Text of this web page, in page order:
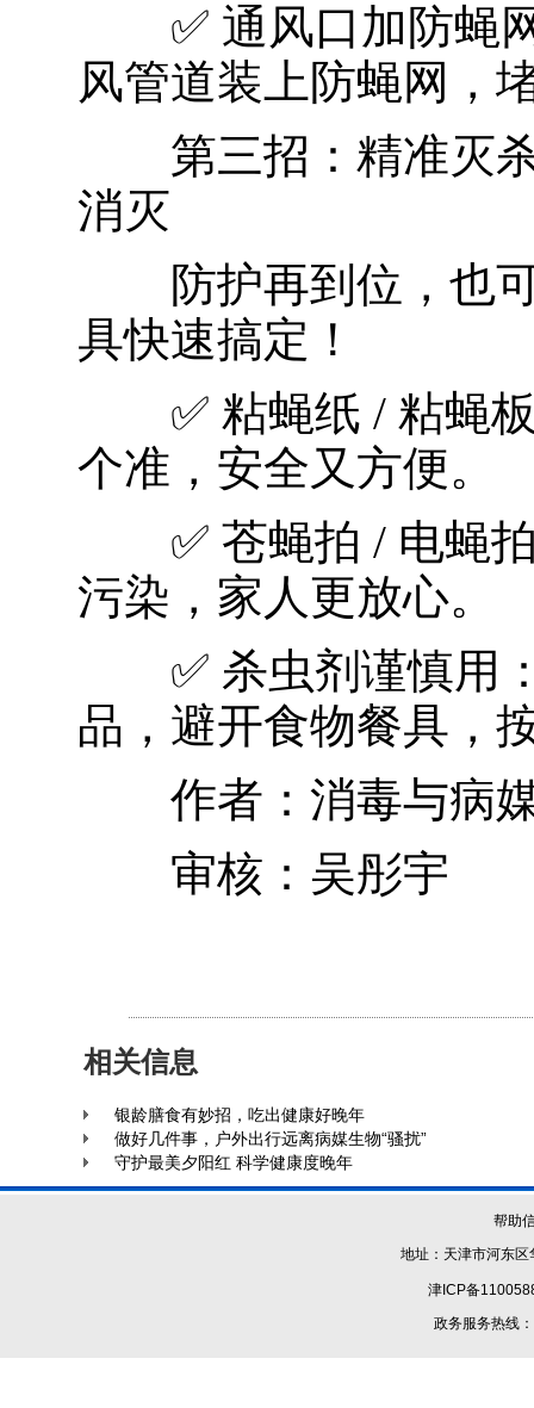
✅ 通风口加防蝇网
风管道装上防蝇网，
第三招：精准灭
消灭
防护再到位，也可
具快速搞定！
✅ 粘蝇纸 / 粘蝇板
个准，安全又方便。
✅ 苍蝇拍 / 电蝇拍
污染，家人更放心。
✅ 杀虫剂谨慎用：
品，避开食物餐具，
作者： 消毒与病
审核：吴彤宇
相关信息
银龄膳食有妙招，吃出健康好晚年
做好几件事，户外出行远离病媒生物“骚扰”
守护最美夕阳红 科学健康度晚年
帮助
地址：天津市河
津ICP备
政务服务热线